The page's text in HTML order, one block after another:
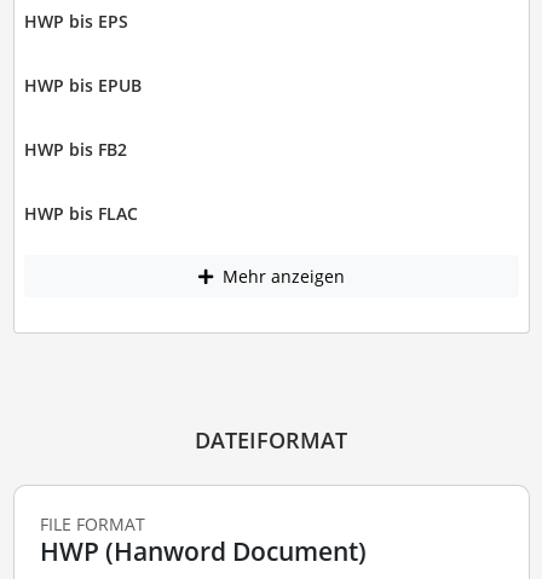
HWP bis EPS
HWP bis EPUB
HWP bis FB2
HWP bis FLAC
Mehr anzeigen
DATEIFORMAT
FILE FORMAT
HWP (Hanword Document)